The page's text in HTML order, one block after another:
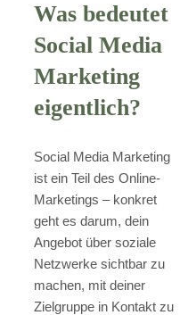
Was bedeutet
Social Media
Marketing
eigentlich?
Social Media Marketing
ist ein Teil des Online-
Marketings – konkret
geht es darum, dein
Angebot über soziale
Netzwerke sichtbar zu
machen, mit deiner
Zielgruppe in Kontakt zu